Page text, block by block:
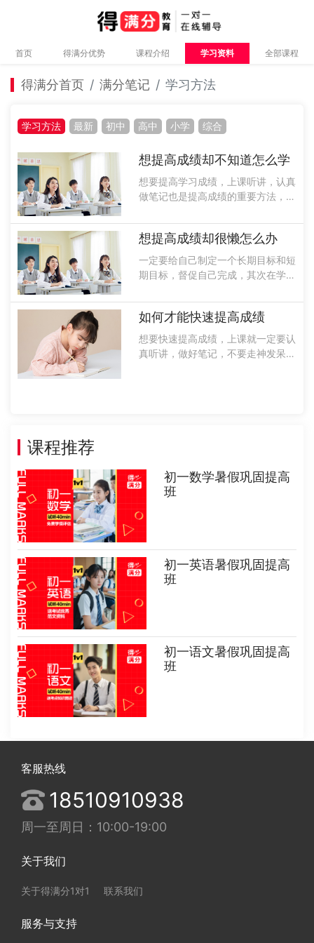
首页 得满分优势 课程介绍 学习资料 全部课程
得满分首页 满分笔记 学习方法
学习方法 最新 初中 高中 小学 综合
想提高成绩却不知道怎么学
想要提高学习成绩，上课听讲，认真
做笔记也是提高成绩的重要方法，在
识，进行查缺补漏，而且大家一定要
多做一些练习题，并且在题后进行总
结，找出自己的薄弱知识点进行弥
补，并且将......
想提高成绩却很懒怎么办
一定要给自己制定一个长期目标和短
期目标，督促自己完成，其次在学习
的时间内完成学习任务，除此以外还
可以和身边的人能互相督促，共同进
步，最重要的就是要对学习提高兴
趣，这样才......
如何才能快速提高成绩
想要快速提高成绩，上课就一定要认
真听讲，做好笔记，不要走神发呆，
课程推荐
初一数学暑假巩固提高
班
初一英语暑假巩固提高
班
初一语文暑假巩固提高
班
客服热线
18510910938
周一至周日：10:00-19:00
关于我们
关于得满分1对1 联系我们
服务与支持